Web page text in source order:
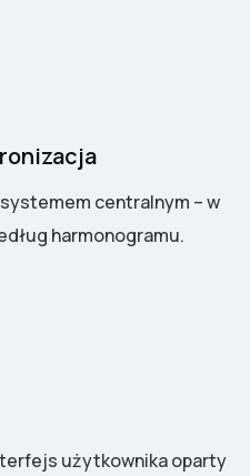
centralnym – w
harmonogramu.
użytkownika oparty